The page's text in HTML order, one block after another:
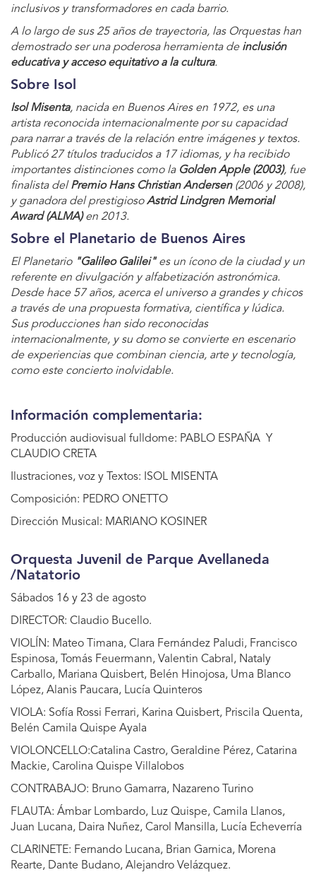
inclusivos y transformadores en cada barrio.
A lo largo de sus 25 años de trayectoria, las Orquestas han
demostrado ser una poderosa herramienta de inclusión
educativa y acceso equitativo a la cultura.
Sobre Isol
Isol Misenta, nacida en Buenos Aires en 1972, es una
artista reconocida internacionalmente por su capacidad
para narrar a través de la relación entre imágenes y textos.
Publicó 27 títulos traducidos a 17 idiomas, y ha recibido
importantes distinciones como la Golden Apple (2003), fue
finalista del Premio Hans Christian Andersen(2006 y 2008),
y ganadora del prestigiosoAstrid Lindgren Memorial
Award (ALMA)en 2013.
Sobre el Planetario de Buenos Aires
El Planetario "Galileo Galilei"es un ícono de la ciudad y un
referente en divulgación y alfabetización astronómica.
Desde hace 57 años, acerca el universo a grandes y chicos
a través de una propuesta formativa, científica y lúdica.
Sus producciones han sido reconocidas
internacionalmente, y su domo se convierte en escenario
de experiencias que combinan ciencia, arte y tecnología,
como este concierto inolvidable.
Información complementaria:
Producción audiovisual fulldome: PABLO ESPAÑA Y
CLAUDIO CRETA
Ilustraciones, voz y Textos: ISOL MISENTA
Composición: PEDRO ONETTO
Dirección Musical: MARIANO KOSINER
Orquesta Juvenil de Parque Avellaneda
/Natatorio
Sábados 16 y 23 de agosto
DIRECTOR: Claudio Bucello.
VIOLÍN: Mateo Timana, Clara Fernández Paludi, Francisco
Espinosa, Tomás Feuermann, Valentin Cabral, Nataly
Carballo, Mariana Quisbert, Belén Hinojosa, Uma Blanco
López, Alanis Paucara, Lucía Quinteros
VIOLA: Sofía Rossi Ferrari, Karina Quisbert, Priscila Quenta,
Belén Camila Quispe Ayala
VIOLONCELLO:Catalina Castro, Geraldine Pérez, Catarina
Mackie, Carolina Quispe Villalobos
CONTRABAJO: Bruno Gamarra, Nazareno Turino
FLAUTA: Ámbar Lombardo, Luz Quispe, Camila Llanos,
Juan Lucana, Daira Nuñez, Carol Mansilla, Lucía Echeverría
CLARINETE: Fernando Lucana, Brian Garnica, Morena
Rearte, Dante Budano, Alejandro Velázquez.